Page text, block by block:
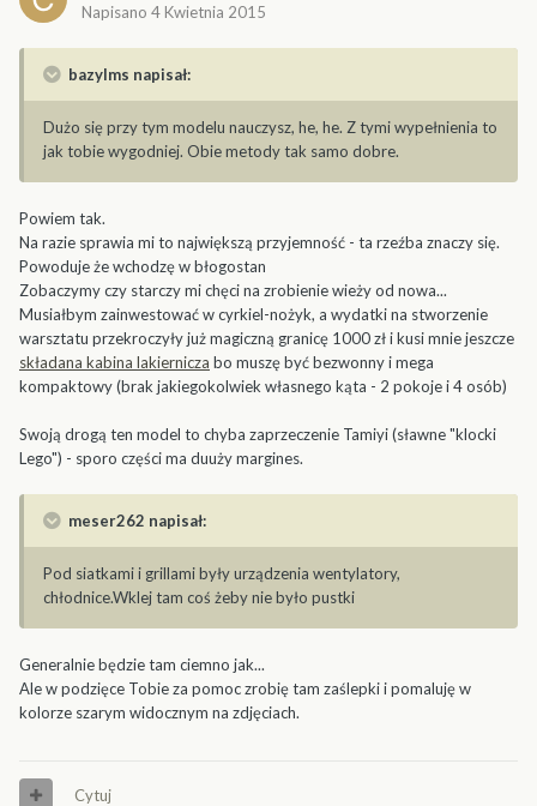
Napisano 4 Kwietnia 2015
bazylms napisał:
Dużo się przy tym modelu nauczysz, he, he. Z tymi wypełnienia to
jak tobie wygodniej. Obie metody tak samo dobre.
Powiem tak.
Na razie sprawia mi to największą przyjemność - ta rzeźba znaczy się.
Powoduje że wchodzę w błogostan
Zobaczymy czy starczy mi chęci na zrobienie wieży od nowa...
Musiałbym zainwestować w cyrkiel-nożyk, a wydatki na stworzenie
warsztatu przekroczyły już magiczną granicę 1000 zł i kusi mnie jeszcze
składana kabina lakiernicza bo muszę być bezwonny i mega
kompaktowy (brak jakiegokolwiek własnego kąta - 2 pokoje i 4 osób)
Swoją drogą ten model to chyba zaprzeczenie Tamiyi (sławne "klocki
Lego") - sporo części ma duuży margines.
meser262 napisał:
Pod siatkami i grillami były urządzenia wentylatory,
chłodnice.Wklej tam coś żeby nie było pustki
Generalnie będzie tam ciemno jak...
Ale w podzięce Tobie za pomoc zrobię tam zaślepki i pomaluję w
kolorze szarym widocznym na zdjęciach.
Cytuj